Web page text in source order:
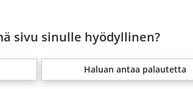
sivu sinulle hyödyllinen?
Haluan antaa palautetta